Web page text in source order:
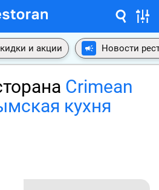
и акции Новости
Crimean
кухня